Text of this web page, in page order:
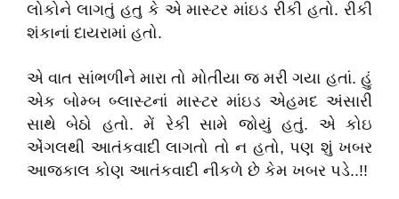
લોકોને લાગતું હતુ કે એ માસ્ટર માંઇડ રીકી હતો. રીકી
શંકાનાં દાયરામાં હતો.
એ વાત સાંભળીને મારા તો મોતીયા જ મરી ગયા હતાં. હું
એક બોમ્બ બ્લાસ્ટનાં માસ્ટર માંઇડ એહમદ અંસારી
સાથે બેઠો હતો. મેં રેકી સામે જોયું હતું. એ કોઇ
એંગલથી આતંકવાદી લાગતો તો ન હતો, પણ શું ખબર
આજકાલ કોણ આતંકવાદી નીકળે છે કેમ ખબર પડે..!!